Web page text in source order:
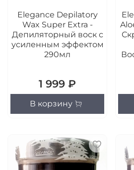
Elegance Depilatory
Wax Super Extra -
Депиляторный воск с
усиленным эффектом
290мл
1 999 ₽
В корзину